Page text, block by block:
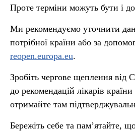
Проте терміни можуть бути і
Ми рекомендуємо уточнити
потрібної країни або за
reopen.europa.eu.
Зробіть чергове щеплення від
до рекомендацій лікарів
отримайте там
Бережіть себе та пам’ятайте,